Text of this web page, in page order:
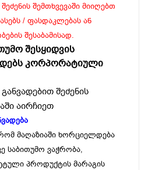
შეძენის შემთხვევაში მიიღებთ
/ ფასდაკლებას ან
შესაბამისად.
შესყიდვის
კორპორატიული
შეძენის
აირჩიეთ
მაღაზიაში ხორციელდება
საბითუმო ვაჭრობა,
პროდუქტის მარაგის